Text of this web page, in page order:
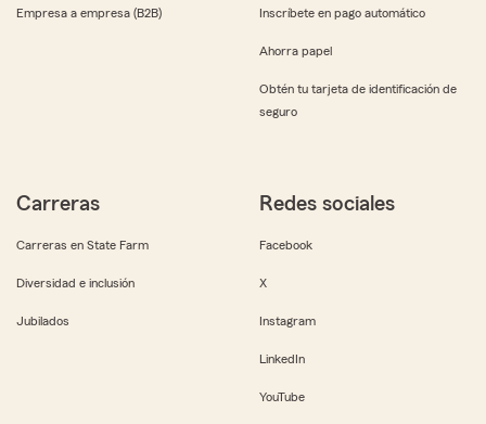
Empresa a empresa (B2B) Inscríbete en pago automático
Ahorra papel
Obtén tu tarjeta de identificación de
seguro
Carreras
Carreras en State Farm
Diversidad e inclusión
Jubilados
Redes sociales
Facebook
X
Instagram
LinkedIn
YouTube